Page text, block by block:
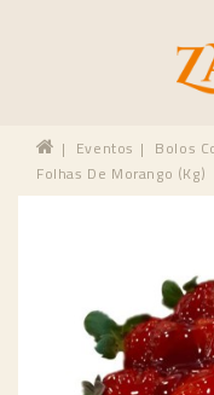
Eventos Bolos
Folhas De Morango (kg)